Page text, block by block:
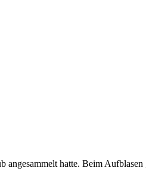
hatte. Beim Aufblasen